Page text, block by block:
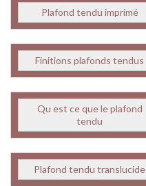
Plafond tendu imprimé
Finitions plafonds tendus
Qu est ce que le plafond
tendu
Plafond tendu translucide